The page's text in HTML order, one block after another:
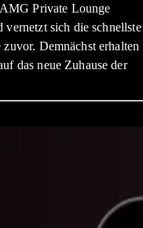
Private Lounge
sich die schnellste
Demnächst erhalten
das neue Zuhause der